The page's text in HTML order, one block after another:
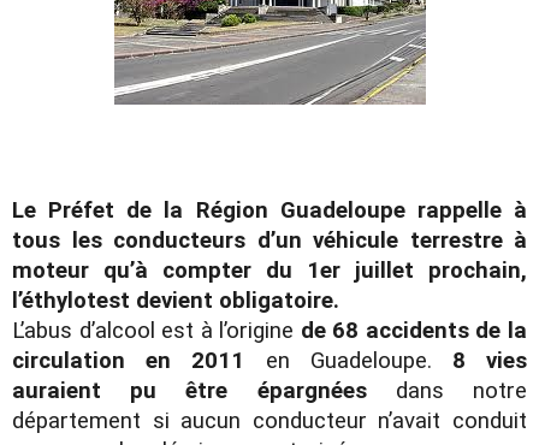
Le Préfet de la Région Guadeloupe rappelle à
tous les conducteurs d’un véhicule terrestre à
moteur qu’à compter du 1er juillet prochain,
l’éthylotest devient obligatoire.
L’abus d’alcool est à l’origine de 68 accidents de la
circulation en 2011
en Guadeloupe. 8 vies
auraient pu être épargnées dans notre
département si aucun conducteur n’avait conduit